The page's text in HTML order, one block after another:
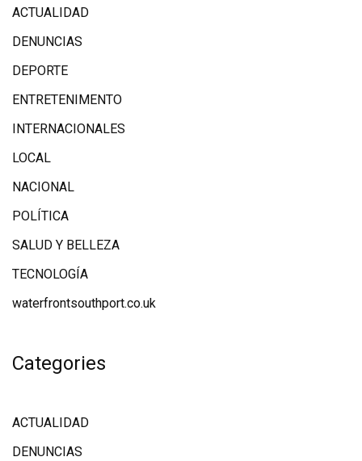
ACTUALIDAD
DENUNCIAS
DEPORTE
ENTRETENIMENTO
INTERNACIONALES
LOCAL
NACIONAL
POLÍTICA
SALUD Y BELLEZA
TECNOLOGÍA
waterfrontsouthport.co.uk
Categories
ACTUALIDAD
DENUNCIAS